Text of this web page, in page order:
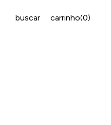
buscar carrinho(0)